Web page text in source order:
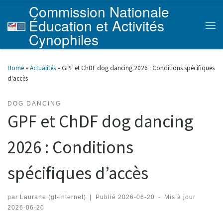
Skip to content
Commission Nationale
Éducation et Activités
Cynophiles
Home » Actualités » GPF et ChDF dog dancing 2026 : Conditions spécifiques
d'accès
DOG DANCING
GPF et ChDF dog dancing
2026 : Conditions
spécifiques d’accès
par Laurane (gt-internet) Publié 2026-06-20 -
Mis à jour
2026-06-20